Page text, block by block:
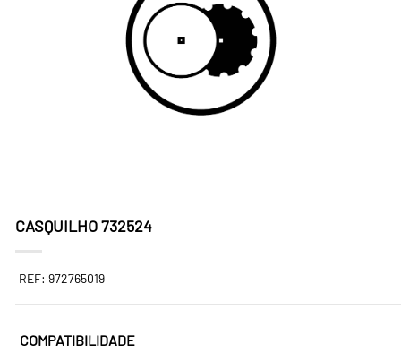
CASQUILHO 732524
REF: 972765019
COMPATIBILIDADE